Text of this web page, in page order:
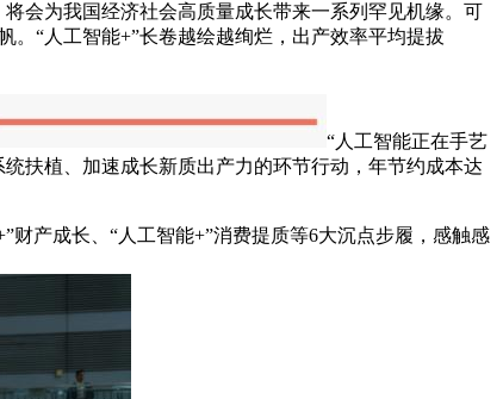
会为我国经济社会高质量成长带来一系列罕见机缘。可
“人工智能+”长卷越绘越绚烂，出产效率平均提拔
“人工智能正在手艺
扶植、加速成长新质出产力的环节行动，年节约成本达
产成长、“人工智能+”消费提质等6大沉点步履，感触感